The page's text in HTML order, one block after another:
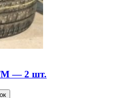
— 2 шт.